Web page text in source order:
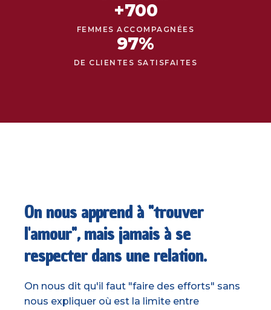
+700
FEMMES ACCOMPAGNÉES
97%
DE CLIENTES SATISFAITES
On nous apprend à "trouver
l'amour", mais jamais à se
respecter dans une relation.
On nous dit qu'il faut "faire des efforts" sans
nous expliquer où est la limite entre